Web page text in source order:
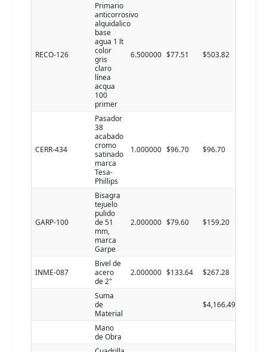
RECO-126
Primario
anticorrosivo
alquidalico
base
agua 1 lt
color
gris
claro
línea
acqua
100
primer
6.500000 $77.51 $503.82
CERR-434
Pasador
38
acabado
cromo
satinado
marca
Tesa-
Phillips
1.000000 $96.70 $96.70
GARP-100
Bisagra
tejuelo
pulido
de 51
mm,
marca
Garpe
2.000000 $79.60 $159.20
INME-087
Bivel de
acero
de 2"
2.000000 $133.64 $267.28
Suma
de
Material
$4,166.49
Mano
de Obra